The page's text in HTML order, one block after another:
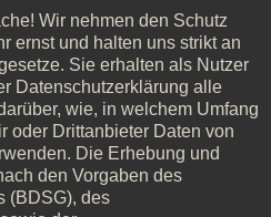
Wir nehmen den Schutz
ernst und halten uns strikt an
Sie erhalten als Nutzer
Datenschutzerklärung alle
wie, in welchem Umfang
oder Drittanbieter Daten von
Die Erhebung und
den Vorgaben des
(BDSG), des